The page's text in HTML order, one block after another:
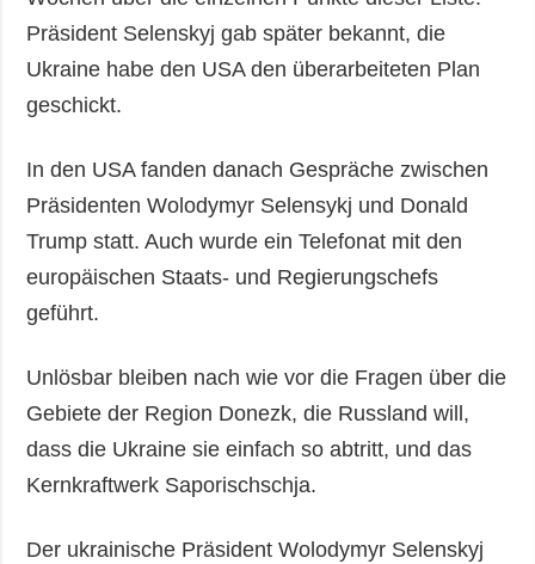
Präsident Selenskyj gab später bekannt, die
Ukraine habe den USA den überarbeiteten Plan
geschickt.
In den USA fanden danach Gespräche zwischen
Präsidenten Wolodymyr Selensykj und Donald
Trump statt. Auch wurde ein Telefonat mit den
europäischen Staats- und Regierungschefs
geführt.
Unlösbar bleiben nach wie vor die Fragen über die
Gebiete der Region Donezk, die Russland will,
dass die Ukraine sie einfach so abtritt, und das
Kernkraftwerk Saporischschja.
Der ukrainische Präsident Wolodymyr Selenskyj